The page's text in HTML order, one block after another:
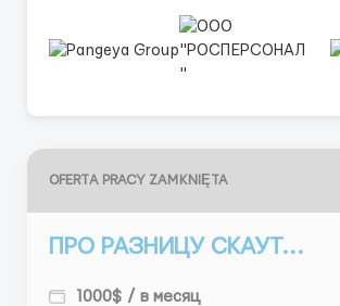
OFERTA PRACY ZAMKNIĘTA
ПРО РАЗНИЦУ СКАУТ...
1000$ / в месяц